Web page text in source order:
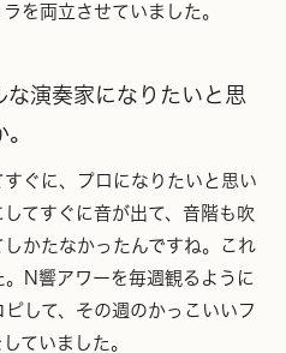
を両立させていました。
演奏家になりたいと思
ぐに、プロになりたいと思い
てすぐに音が出て、音階も吹
かたなかったんですね。これ
N響アワーを毎週観るように
して、その週のかっこいいフ
ていました。